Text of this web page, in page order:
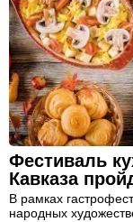
Фестиваль
Кавказа
В рамках
народных